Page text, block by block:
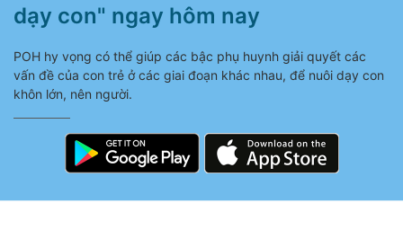
dạy con" ngay hôm nay
POH hy vọng có thể giúp các bậc phụ huynh giải quyết các
vấn đề của con trẻ ở các giai đoạn khác nhau, để nuôi dạy con
khôn lớn, nên người.